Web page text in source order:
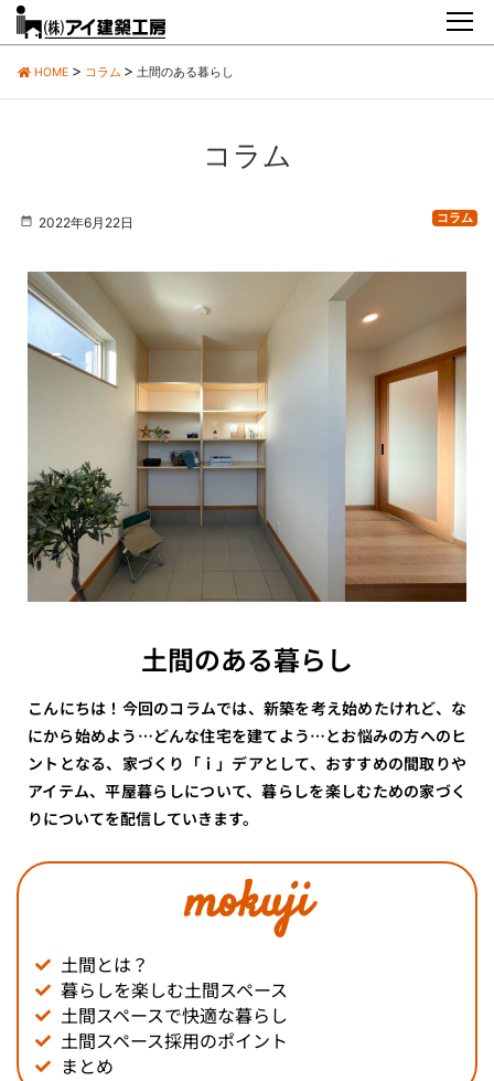
HOME コラム 土間のある暮らし
コラム
2022年6月22日 コラム
土間のある暮らし
こんにちは！今回のコラムでは、新築を考え始めたけれど、な
にから始めよう…どんな住宅を建てよう…とお悩みの方へのヒ
ントとなる、家づくり「ｉ」デアとして、おすすめの間取りや
アイテム、平屋暮らしについて、暮らしを楽しむための家づく
りについてを配信していきます。
mokuji
土間とは？
暮らしを楽しむ土間スペース
土間スペースで快適な暮らし
土間スペース採用のポイント
まとめ